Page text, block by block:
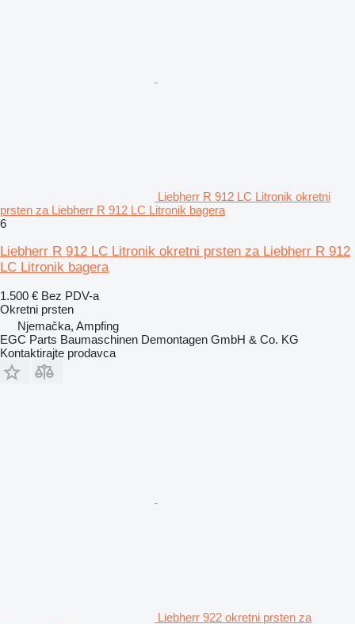
Liebherr R 912 LC Litronik okretni
prsten za Liebherr R 912 LC Litronik bagera
6
Liebherr R 912 LC Litronik okretni prsten za Liebherr R 912
LC Litronik bagera
1.500 € Bez PDV-a
Okretni prsten
Njemačka, Ampfing
EGC Parts Baumaschinen Demontagen GmbH & Co. KG
Kontaktirajte prodavca
Liebherr 922 okretni prsten za